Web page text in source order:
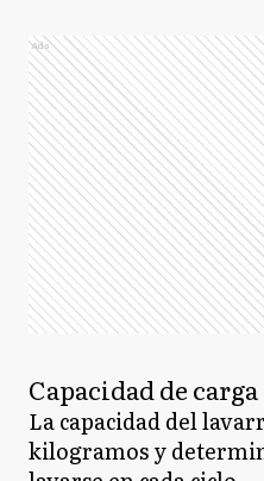
Ads
Capacidad de carga
La capacidad del
kilogramos y